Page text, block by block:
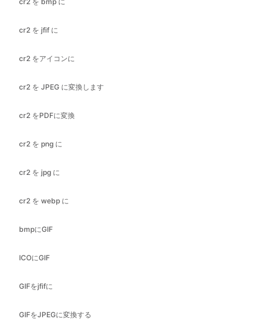
cr2 をアイコンに
cr2 を JPEG に変換します
cr2 をPDFに変換
cr2 を png に
cr2 を jpg に
cr2 を webp に
bmpにGIF
ICOにGIF
GIFをjfifに
GIFをJPEGに変換する
GIFをJPGに